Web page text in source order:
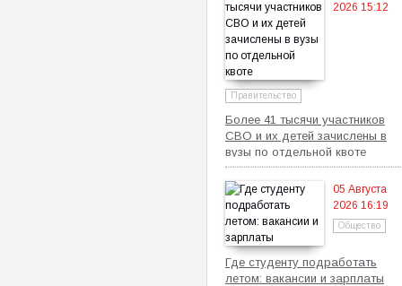
2026 15:12
Правительство
Более 41 тысячи участников
СВО и их детей зачислены в
вузы по отдельной квоте
05 Августа
2026 16:19
Общество
Где студенту подработать
летом: вакансии и зарплаты